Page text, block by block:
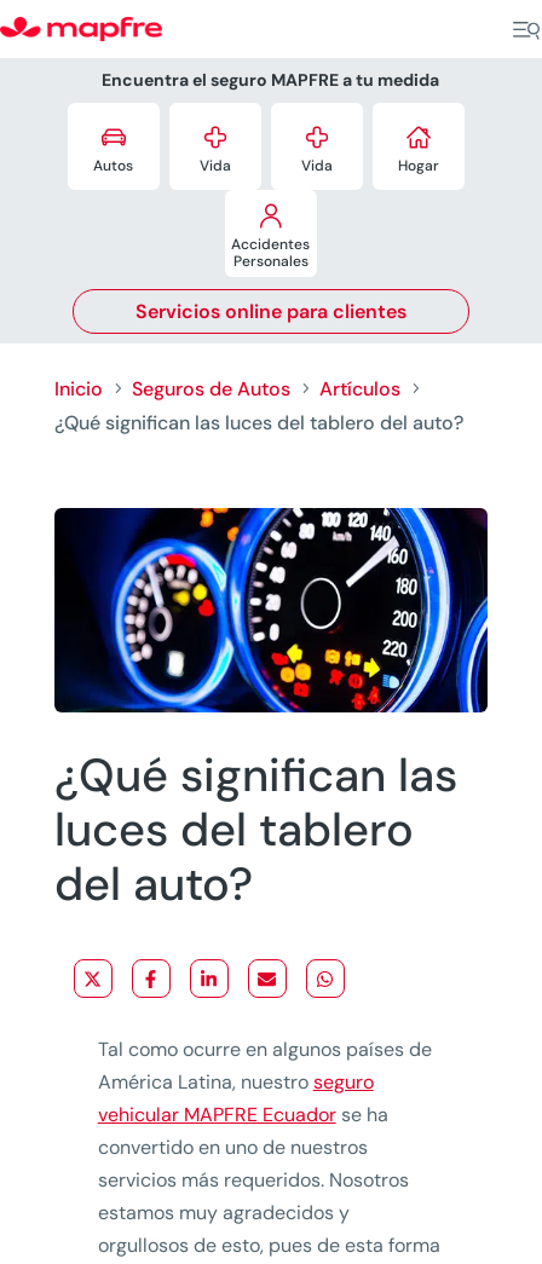
Encuentra el seguro MAPFRE a tu medida

Autos

Vida

Vida

Hogar

Accidentes
Personales
Servicios online para clientes
Inicio 5 Seguros de Autos 5 Artículos 5
¿Qué significan las luces del tablero del auto?
¿Qué significan las
luces del tablero
del auto?
Tal como ocurre en algunos países de
América Latina, nuestroseguro
vehicular MAPFRE Ecuadorse ha
convertido en uno de nuestros
servicios más requeridos. Nosotros
estamos muy agradecidos y
orgullosos de esto, pues de esta forma